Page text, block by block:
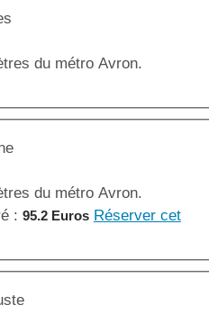
du métro Avron.
du métro Avron.
: 95.2 Euros Réserver cet